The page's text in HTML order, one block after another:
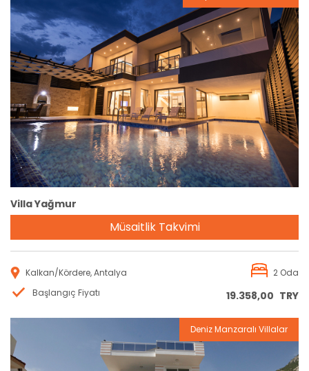
Rezervasyon
Villa Yağmur
Müsaitlik Takvimi
Kalkan/Kördere, Antalya
2 Oda
Başlangıç Fiyatı
19.358,00 TRY
Deniz Manzaralı Villalar